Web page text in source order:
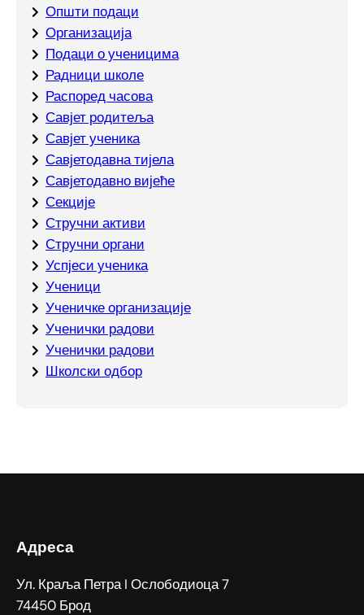
Општи подаци
Организација
Подаци о ученицима
Радници школе
Распоред часова
Савјет родитеља
Савјет ученика
Савјетодавна тијела
Савјетодавно вијеће
Секције
Стручни активи
Стручни органи
Успјеси ученика
Ученици
Ученичке организације
Ученички радови
Ученички радови
Школски одбор
Адреса
Ул. Краља Петра I Ослободиоца 7
74450 Брод